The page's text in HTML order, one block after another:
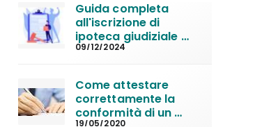
Guida completa
all'iscrizione di
ipoteca giudiziale
per decreto
09/12/2024
Come attestare
correttamente la
conformità di un
19/05/2020